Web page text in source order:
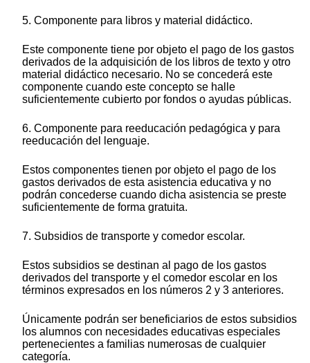
5. Componente para libros y material didáctico.
Este componente tiene por objeto el pago de los gastos
derivados de la adquisición de los libros de texto y otro
material didáctico necesario. No se concederá este
componente cuando este concepto se halle
suficientemente cubierto por fondos o ayudas públicas.
6. Componente para reeducación pedagógica y para
reeducación del lenguaje.
Estos componentes tienen por objeto el pago de los
gastos derivados de esta asistencia educativa y no
podrán concederse cuando dicha asistencia se preste
suficientemente de forma gratuita.
7. Subsidios de transporte y comedor escolar.
Estos subsidios se destinan al pago de los gastos
derivados del transporte y el comedor escolar en los
términos expresados en los números 2 y 3 anteriores.
Únicamente podrán ser beneficiarios de estos subsidios
los alumnos con necesidades educativas especiales
pertenecientes a familias numerosas de cualquier
categoría.